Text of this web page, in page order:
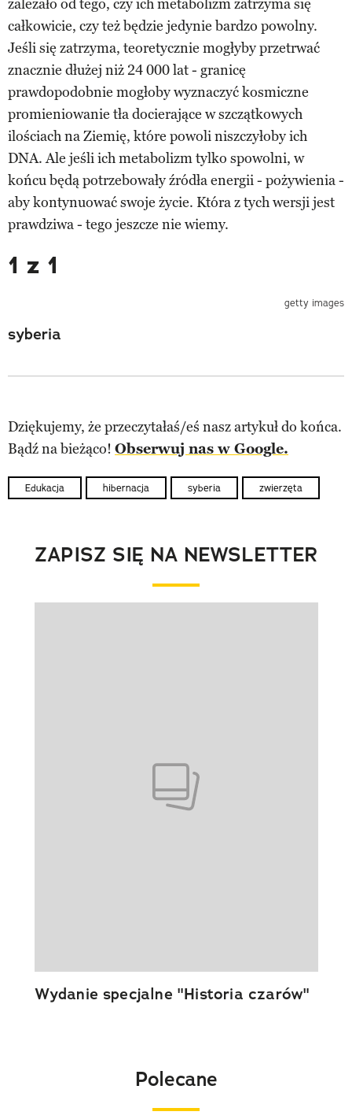
zależało od tego, czy ich metabolizm zatrzyma się
całkowicie, czy też będzie jedynie bardzo powolny.
Jeśli się zatrzyma, teoretycznie mogłyby przetrwać
znacznie dłużej niż 24 000 lat - granicę
prawdopodobnie mogłoby wyznaczyć kosmiczne
promieniowanie tła docierające w szczątkowych
ilościach na Ziemię, które powoli niszczyłoby ich
DNA. Ale jeśli ich metabolizm tylko spowolni, w
końcu będą potrzebowały źródła energii - pożywienia -
aby kontynuować swoje życie. Która z tych wersji jest
prawdziwa - tego jeszcze nie wiemy.
1 z 1
getty images
syberia
Dziękujemy, że przeczytałaś/eś nasz artykuł do końca.
Bądź na bieżąco! Obserwuj nas w Google.
Edukacja hibernacja syberia zwierzęta
ZAPISZ SIĘ NA NEWSLETTER
Wydanie specjalne "Historia czarów"
Polecane